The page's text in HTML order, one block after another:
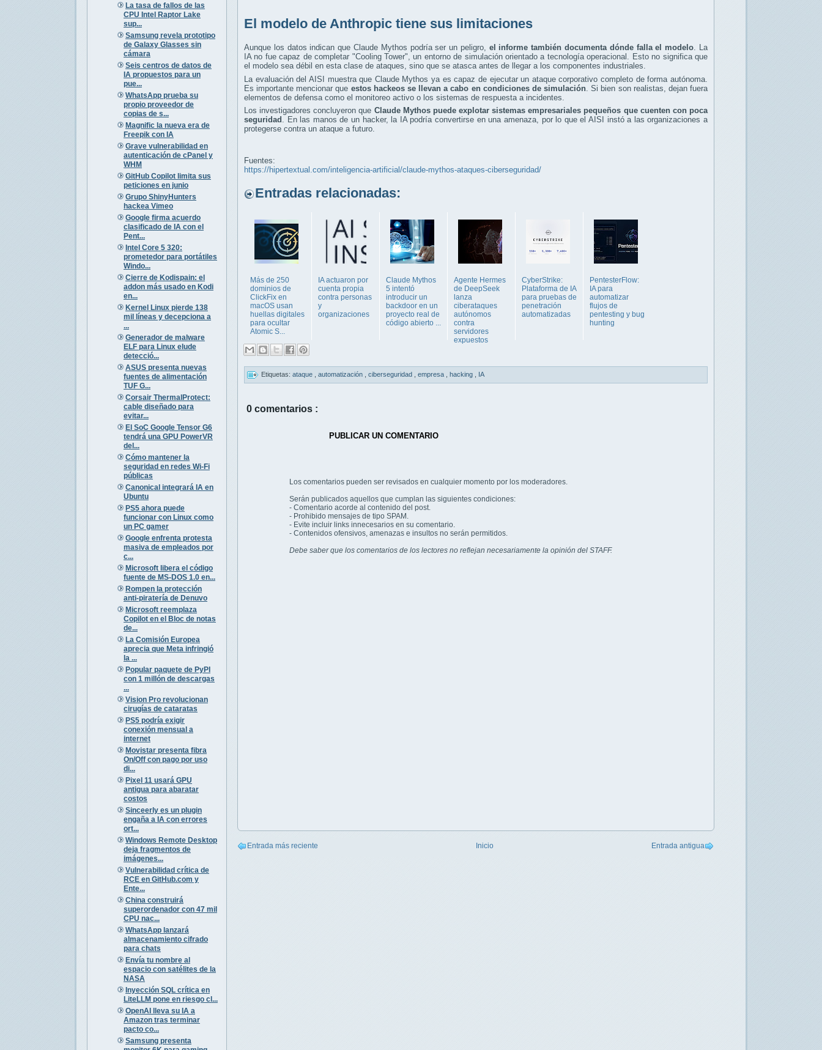
La tasa de fallos de las
CPU Intel Raptor Lake
sup...
Samsung revela prototipo
de Galaxy Glasses sin
cámara
Seis centros de datos de
IA propuestos para un
pue...
WhatsApp prueba su
propio proveedor de
copias de s...
Magnific la nueva era de
Freepik con IA
Grave vulnerabilidad en
autenticación de cPanel y
WHM
GitHub Copilot limita sus
peticiones en junio
Grupo ShinyHunters
hackea Vimeo
Google firma acuerdo
clasificado de IA con el
Pent...
Intel Core 5 320:
prometedor para portátiles
Windo...
Cierre de Kodispain: el
addon más usado en Kodi
en...
Kernel Linux pierde 138
mil líneas y decepciona a
...
Generador de malware
ELF para Linux elude
detecció...
ASUS presenta nuevas
fuentes de alimentación
TUF G...
Corsair ThermalProtect:
cable diseñado para
evitar...
El SoC Google Tensor G6
tendrá una GPU PowerVR
del...
Cómo mantener la
seguridad en redes Wi-Fi
públicas
Canonical integrará IA en
Ubuntu
PS5 ahora puede
funcionar con Linux como
un PC gamer
Google enfrenta protesta
masiva de empleados por
c...
Microsoft libera el código
fuente de MS-DOS 1.0 en...
Rompen la protección
anti-piratería de Denuvo
Microsoft reemplaza
Copilot en el Bloc de notas
de...
La Comisión Europea
aprecia que Meta infringió
la ...
Popular paquete de PyPI
con 1 millón de descargas
...
Vision Pro revolucionan
cirugías de cataratas
PS5 podría exigir
conexión mensual a
internet
Movistar presenta fibra
On/Off con pago por uso
di...
Pixel 11 usará GPU
antigua para abaratar
costos
Sinceerly es un plugin
engaña a IA con errores
ort...
Windows Remote Desktop
deja fragmentos de
imágenes...
Vulnerabilidad crítica de
RCE en GitHub.com y
Ente...
China construirá
superordenador con 47 mil
CPU nac...
WhatsApp lanzará
almacenamiento cifrado
para chats
Envía tu nombre al
espacio con satélites de la
NASA
Inyección SQL crítica en
LiteLLM pone en riesgo cl...
OpenAI lleva su IA a
Amazon tras terminar
pacto co...
Samsung presenta
El modelo de Anthropic tiene sus limitaciones
Aunque los datos indican que Claude Mythos podría ser un peligro, el informe también documenta dónde falla el modelo. La
IA no fue capaz de completar "Cooling Tower", un entorno de simulación orientado a tecnología operacional. Esto no significa que
el modelo sea débil en esta clase de ataques, sino que se atasca antes de llegar a los componentes industriales.
La evaluación del AISI muestra que Claude Mythos ya es capaz de ejecutar un ataque corporativo completo de forma autónoma.
Es importante mencionar que estos hackeos se llevan a cabo en condiciones de simulación . Si bien son realistas, dejan fuera
elementos de defensa como el monitoreo activo o los sistemas de respuesta a incidentes.
Los investigadores concluyeron que Claude Mythos puede explotar sistemas empresariales pequeños que cuenten con poca
seguridad . En las manos de un hacker, la IA podría convertirse en una amenaza, por lo que el AISI instó a las organizaciones a
protegerse contra un ataque a futuro.
Fuentes:
https://hipertextual.com/inteligencia-artificial/claude-mythos-ataques-ciberseguridad/
Entradas relacionadas:
Más de 250
dominios de
ClickFix en
macOS usan
huellas digitales
para ocultar
Atomic S...
IA actuaron por
cuenta propia
contra personas
y
organizaciones
Claude Mythos
5 intentó
introducir un
backdoor en un
proyecto real de
código abierto ...
Agente Hermes
de DeepSeek
lanza
ciberataques
autónomos
contra
servidores
expuestos
CyberStrike:
Plataforma de IA
para pruebas de
penetración
automatizadas
PentesterFlow:
IA para
automatizar
flujos de
pentesting y bug
hunting
Etiquetas: ataque automatización ciberseguridad empresa hacking IA
0 comentarios :
PUBLICAR UN COMENTARIO
Los comentarios pueden ser revisados en cualquier momento por los moderadores.
Serán publicados aquellos que cumplan las siguientes condiciones:
- Comentario acorde al contenido del post.
- Prohibido mensajes de tipo SPAM.
- Evite incluir links innecesarios en su comentario.
- Contenidos ofensivos, amenazas e insultos no serán permitidos.
Debe saber que los comentarios de los lectores no reflejan necesariamente la opinión del STAFF.
Entrada más reciente Entrada antigua
Inicio